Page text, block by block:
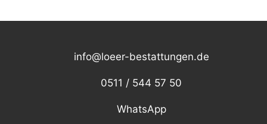
info@loeer-bestattungen.de
0511 / 544 57 50
WhatsApp